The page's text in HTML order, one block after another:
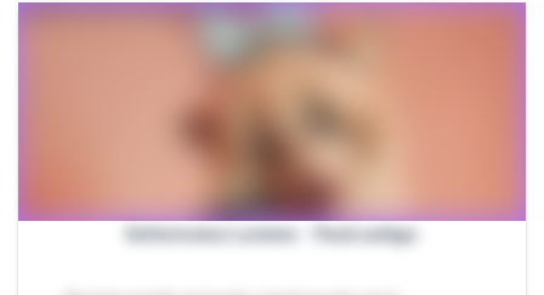
Enfermeira Lumine - Pack antigo